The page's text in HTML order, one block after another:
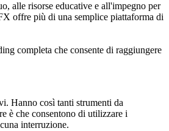
alle risorse educative e all'impegno per
offre più di una semplice piattaforma di
completa che consente di raggiungere
Hanno così tanti strumenti da
è che consentono di utilizzare i
interruzione.